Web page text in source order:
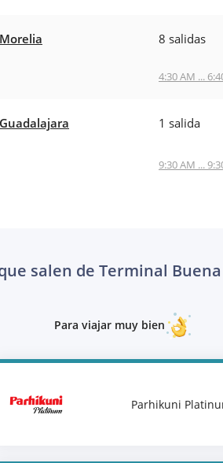
8 salidas
4:30 AM ...
1 salida
9:30 AM ...
salen de Terminal
Para viajar muy bien
Parhikuni